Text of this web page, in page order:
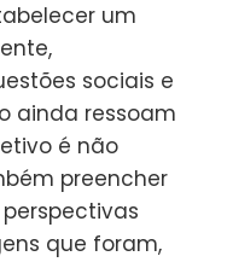
um
sociais e
ainda ressoam
é não
preencher
que foram,